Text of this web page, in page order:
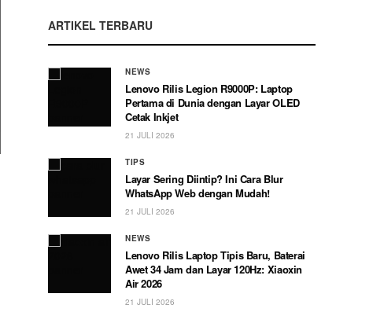
ARTIKEL TERBARU
NEWS
Lenovo Rilis Legion R9000P: Laptop
Pertama di Dunia dengan Layar OLED
Cetak Inkjet
21 JULI 2026
TIPS
Layar Sering Diintip? Ini Cara Blur
WhatsApp Web dengan Mudah!
21 JULI 2026
NEWS
Lenovo Rilis Laptop Tipis Baru, Baterai
Awet 34 Jam dan Layar 120Hz: Xiaoxin
Air 2026
21 JULI 2026